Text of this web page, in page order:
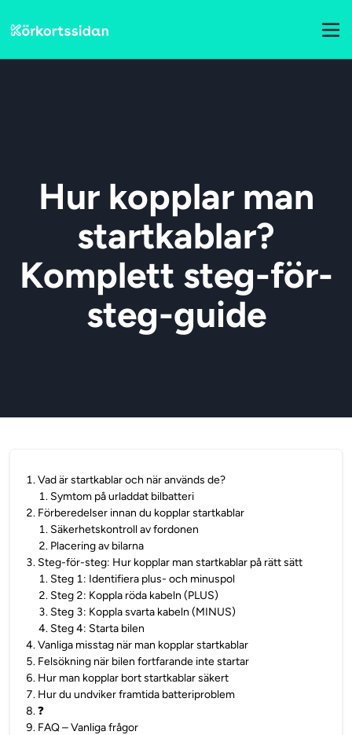
Hur kopplar man
startkablar?
Komplett steg-för-
steg-guide
1.Vad är startkablar och när används de?
1. Symtom på urladdat bilbatteri
2. Förberedelser innan du kopplar startkablar
1. Säkerhetskontroll av fordonen
2. Placering av bilarna
3. Steg-för-steg: Hur kopplar man startkablar på rätt sätt
1. Steg 1: Identifiera plus- och minuspol
2. Steg 2: Koppla röda kabeln (PLUS)
3. Steg 3: Koppla svarta kabeln (MINUS)
4. Steg 4: Starta bilen
4.Vanliga misstag när man kopplar startkablar
5. Felsökning när bilen fortfarande inte startar
6. Hur man kopplar bort startkablar säkert
7. Hur du undviker framtida batteriproblem
8.❓
9. FAQ – Vanliga frågor